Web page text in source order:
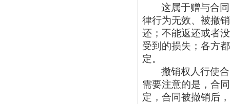
这属于赠与合
律行为无效、被撤
还；不能返还或者
受到的损失；各方
定。
撤销权人行使
需要注意的是，合
定，合同被撤销后